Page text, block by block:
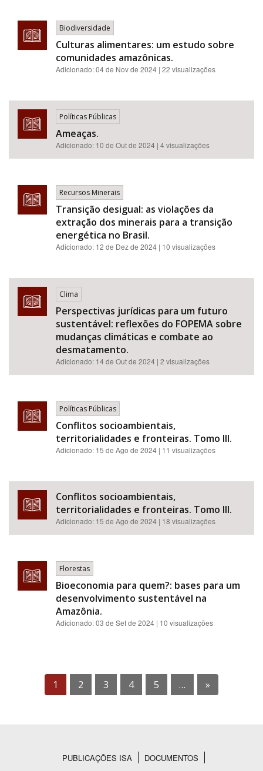
Biodiversidade
Culturas alimentares: um estudo sobre
comunidades amazônicas.
Adicionado:04 de Nov de 2024 | 22 visualizações
Políticas Públicas
Ameaças.
Adicionado: 10 de Out de 2024 | 4 visualizações
Recursos Minerais
Transição desigual: as violações da
extração dos minerais para a transição
energética no Brasil.
Adicionado: 12 de Dez de 2024 | 10 visualizações
Clima
Perspectivas jurídicas para um futuro
sustentável: reflexões do FOPEMA sobre
mudanças climáticas e combate ao
desmatamento.
Adicionado: 14 de Out de 2024 | 2 visualizações
Políticas Públicas
Conflitos socioambientais,
territorialidades e fronteiras. Tomo III.
Adicionado: 15 de Ago de 2024 | 11 visualizações
Conflitos socioambientais,
territorialidades e fronteiras. Tomo III.
Adicionado: 15 de Ago de 2024 | 18 visualizações
Florestas
Bioeconomia para quem?: bases para um
desenvolvimento sustentável na
Amazônia.
Adicionado:03 de Set de 2024 | 10 visualizações
1 2 3 4 5 … »
PUBLICAÇÕES ISA DOCUMENTOS